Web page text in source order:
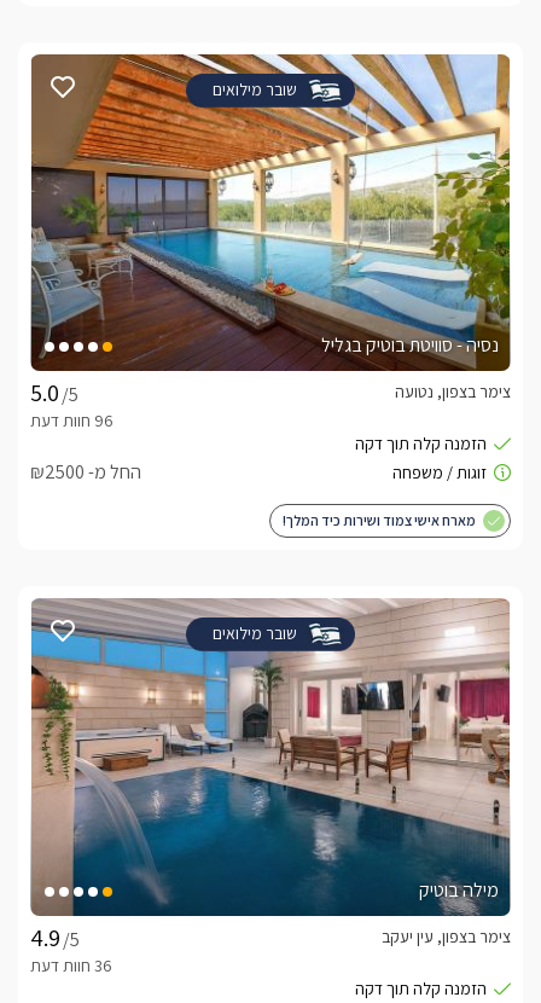
שובר מילואים
נסיה - סוויטת בוטיק בגליל
/5
צימר בצפון, נטועה
החל מ- ₪2500
מארח אישי צמוד ושירות כיד המלך!
שובר מילואים
מילה בוטיק
/5
צימר בצפון, עין יעקב